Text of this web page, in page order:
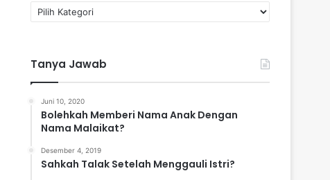
a
g
o
Tanya Jawab
Juni 10, 2020
Bolehkah Memberi Nama Anak Dengan
Nama Malaikat?
Desember 4, 2019
Sahkah Talak Setelah Menggauli Istri?